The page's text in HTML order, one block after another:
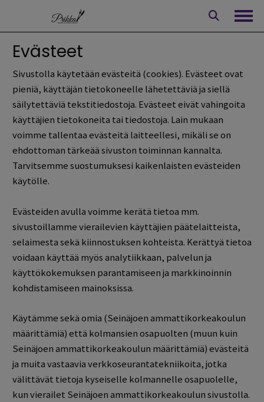
Evästeet
Sivustolla käytetään evästeitä (cookies). Evästeet ovat
pieniä, käyttäjän tietokoneelle lähetettäviä ja siellä
säilytettäviä tekstitiedostoja. Evästeet eivät vahingoita
käyttäjien tietokoneita tai tiedostoja. Lain mukaan
voimme tallentaa evästeitä laitteellesi, mikäli se on
ehdottoman tärkeää sivuston toiminnan kannalta.
Tarvitsemme suostumuksesi kaikenlaisten evästeiden
käytölle.
Evästeiden avulla voimme kerätä tietoa mm.
sivustoillamme vierailevien käyttäjien päätelaitteista,
selaimesta sekä kiinnostuksen kohteista. Kerättyä tietoa
voidaan käyttää myös analytiikkaan, palvelun ja
käyttökokemuksen parantamiseen ja markkinoinnin
kohdistamiseen mainoksissa.
Käytämme sekä omia (Seinäjoen ammattikorkeakoulun
määrittämiä) että kolmansien osapuolten (muun kuin
Seinäjoen ammattikorkeakoulun määrittämiä) evästeitä
ja muita vastaavia verkkoseurantatekniikoita, jotka
välittävät tietoja kyseiselle kolmannelle osapuolelle,
kun vierailet Seinäjoen ammattikorkeakoulun sivustolla.